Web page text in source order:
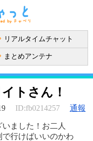
リアルタイムチャット
まとめアンテナ
トさん！
ID:fb0214257 通報
ました！お二人
行けばいいのかわ